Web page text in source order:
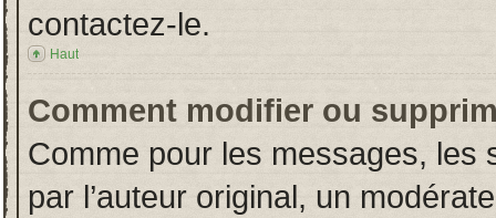
contactez-le.
Haut
Comment modifier ou
Comme pour les messages, les
par l’auteur original, un